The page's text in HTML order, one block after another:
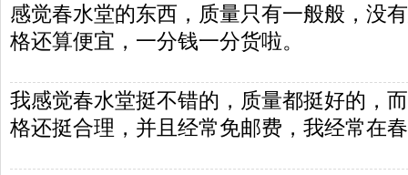
感觉春水堂的东西，质量只有一般般，没
格还算便宜，一分钱一分货啦。
我感觉春水堂挺不错的，质量都挺好的，
格还挺合理，并且经常免邮费，我经常在